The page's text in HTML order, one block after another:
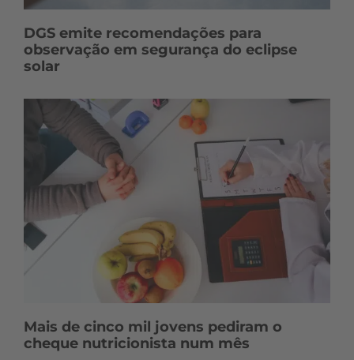
DGS emite recomendações para
observação em segurança do eclipse
solar
Mais de cinco mil jovens pediram o
cheque nutricionista num mês